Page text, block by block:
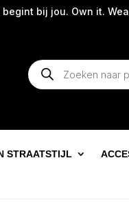
bij jou. Own it. Wear
Producten
zoeken
STRAATSTIJL